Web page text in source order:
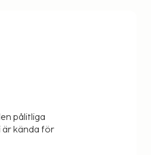
pålitliga
är kända för